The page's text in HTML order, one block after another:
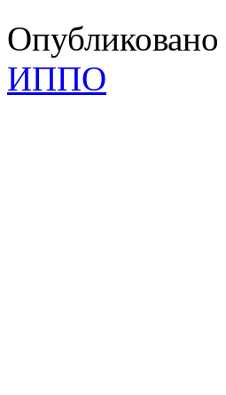
Опубликовано
ИППО